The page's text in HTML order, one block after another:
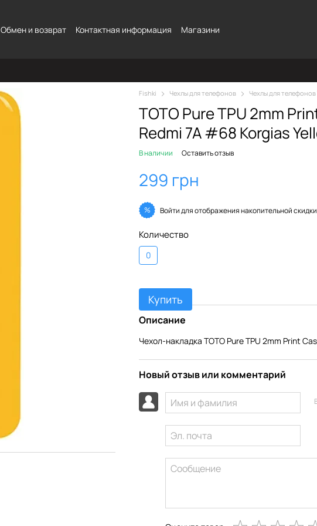
Обмен и возврат Контактная информация Магазини
Fishki Чехлы для телефонов Чехлы для телефонов
TOTO Pure TPU 2mm
Redmi 7A #68 Korgias
В наличии Оставить отзыв
299 грн
% Войтидля отображения накопительной скидки
Количество
0
Купить
Описание
Чехол-накладка TOTO Pure TPU 2mm Print
Новый отзыв или комментарий